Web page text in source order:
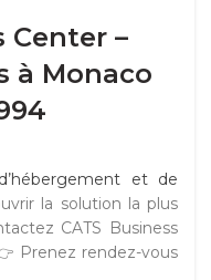
Center –
à Monaco
et de
la solution la plus
CATS Business
Prenez rendez-vous